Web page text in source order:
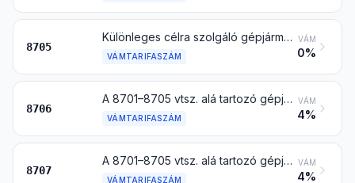
8705
Különleges célra szolgáló gépjármű, a kizárólag személy- vagy áruszállításra tervezett kivételével (pl. műszaki segélykocsi, darus kocsi, tűzoltókocsi, betonkeverő kocsi, utcaseprő autó, locsolóautó, mozgó műhelykocsi, mozgó röntgenkocsi)
VÁMTARIFASZÁM
VÁM
0%
8706
A 8701–8705 vtsz. alá tartozó gépjármű alváza, motorral felszerelve
VÁMTARIFASZÁM
VÁM
4%
8707
A 8701–8705 vtsz. alá tartozó gépjármű karosszériája (vezetőfülke is)
VÁMTARIFASZÁM
VÁM
4%